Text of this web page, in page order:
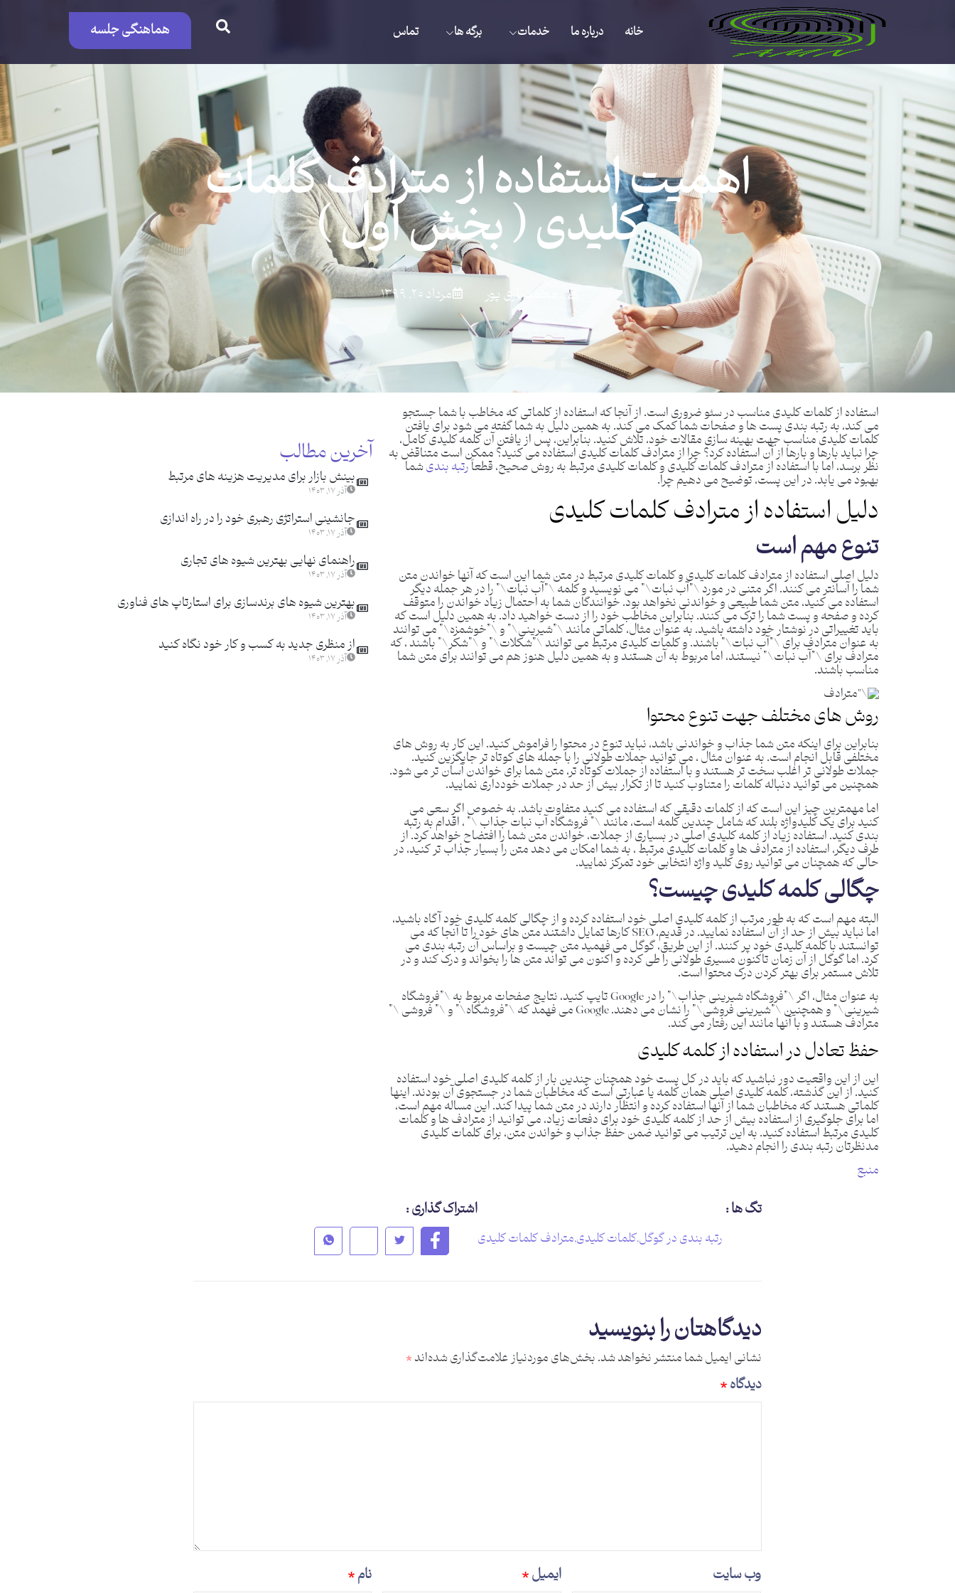
خانه درباره ما خدمات برگه ها تماس هماهنگی جلسه
اهمیت استفاده از مترادف کلمات
کلیدی ( بخش اول )
محمد یاری پور مرداد ۲۰, ۱۳۹۹
استفاده از کلمات کلیدی مناسب در سئو ضروری است. از آنجا که استفاده از کلماتی که مخاطب با شما جستجو
می کند، به رتبه بندی پست ها و صفحات شما کمک می کند. به همین دلیل به شما گفته می شود برای یافتن
کلمات کلیدی مناسب جهت بهینه سازی مقالات خود، تلاش کنید. بنابراین، پس از یافتن آن کلمه کلیدی کامل،
چرا نباید بارها و بارها از آن استفاده کرد؟ چرا از مترادف کلمات کلیدی استفاده می کنید؟ ممکن است متناقض به
نظر برسد، اما با استفاده از مترادف کلمات کلیدی و کلمات کلیدی مرتبط به روش صحیح، قطعاًرتبه بندیشما
بهبود می یابد. در این پست، توضیح می دهیم چرا.
دلیل استفاده از مترادف کلمات کلیدی
تنوع مهم است
دلیل اصلی استفاده از مترادف کلمات کلیدی و کلمات کلیدی مرتبط در متن شما این است که آنها خواندن متن
شما را آسانتر می کنند. اگر متنی در مورد \”آب نبات\” می نویسید و کلمه \”آب نبات\” را در هر جمله دیگر
استفاده می کنید، متن شما طبیعی و خواندنی نخواهد بود. خوانندگان شما به احتمال زیاد خواندن را متوقف
کرده و صفحه و پست شما را ترک می کنند. بنابراین مخاطب خود را از دست خواهید داد. به همین دلیل است که
باید تغییراتی در نوشتار خود داشته باشید. به عنوان مثال، کلماتی مانند \”شیرینی\” و \”خوشمزه\” می توانند
به عنوان مترادف برای \”آب نبات\” باشند. و کلمات کلیدی مرتبط می توانند \”شکلات\” و \”شکر\” باشند ، که
مترادف برای \”آب نبات\” نیستند، اما مربوط به آن هستند و به همین دلیل هنوز هم می توانند برای متن شما
مناسب باشند.
روش های مختلف جهت تنوع محتوا
بنابراین برای اینکه متن شما جذاب و خواندنی باشد، نباید تنوع در محتوا را فراموش کنید. این کار به روش های
مختلفی قابل انجام است. به عنوان مثال ، می توانید جملات طولانی را با جمله های کوتاه تر جایگزین کنید.
جملات طولانی تر اغلب سخت تر هستند و با استفاده از جملات کوتاه تر، متن شما برای خواندن آسان تر می شود.
همچنین می توانید دنباله کلمات را متناوب کنید تا از تکرار بیش از حد در جملات خودداری نمایید.
اما مهمترین چیز این است که از کلمات دقیقی که استفاده می کنید متفاوت باشد. به خصوص اگر سعی می
کنید برای یک کلیدواژه بلند که شامل چندین کلمه است، مانند \” فروشگاه آب نبات جذاب \” ، اقدام به رتبه
بندی کنید. استفاده زیاد از کلمه کلیدی اصلی در بسیاری از جملات، خواندن متن شما را افتضاح خواهد کرد. از
طرف دیگر، استفاده از مترادف ها و کلمات کلیدی مرتبط ، به شما امکان می دهد متن را بسیار جذاب تر کنید، در
حالی که همچنان می توانید روی کلید واژه انتخابی خود تمرکز نمایید.
چگالی کلمه کلیدی چیست؟
البته مهم است که به طور مرتب از کلمه کلیدی اصلی خود استفاده کرده و از چگالی کلمه کلیدی خود آگاه باشید،
اما نباید بیش از حد از آن استفاده نمایید. در قدیم، SEO کارها تمایل داشتند متن های خود را تا آنجا که می
توانستند با کلمه کلیدی خود پر کنند. از این طریق، گوگل می فهمید متن چیست و براساس آن رتبه بندی می
کرد. اما گوگل از آن زمان تاکنون مسیری طولانی را طی کرده و اکنون می تواند متن ها را بخواند و درک کند و در
تلاش مستمر برای بهتر کردن درک محتوا است.
به عنوان مثال، اگر \”فروشگاه شیرینی جذاب\” را در Google تایپ کنید، نتایج صفحات مربوط به \”فروشگاه
شیرینی\” و همچنین \”شیرینی فروشی\” را نشان می دهند. Google می فهمد که \”فروشگاه\” و \” فروشی \”
مترادف هستند و با آنها مانند این رفتار می کند.
حفظ تعادل در استفاده از کلمه کلیدی
این از این واقعیت دور نباشید که باید در کل پست خود همچنان چندین بار از کلمه کلیدی اصلی خود استفاده
کنید. از این گذشته، کلمه کلیدی اصلی همان کلمه یا عبارتی است که مخاطبان شما در جستجوی آن بودند. اینها
کلماتی هستند که مخاطبان شما از آنها استفاده کرده و انتظار دارند در متن شما پیدا کند. این مساله مهم است،
اما برای جلوگیری از استفاده بیش از حد از کلمه کلیدی خود برای دفعات زیاد، می توانید از مترادف ها و کلمات
کلیدی مرتبط استفاده کنید. به این ترتیب می توانید ضمن حفظ جذاب و خواندن متن، برای کلمات کلیدی
مدنظرتان رتبه بندی را انجام دهید.
منبع
آخرین مطالب
بینش بازار برای مدیریت هزینه های مرتبط
آذر ۱۷, ۱۴۰۳
جانشینی استراتژی رهبری خود را در راه اندازی
آذر ۱۷, ۱۴۰۳
راهنمای نهایی بهترین شیوه های تجاری
آذر ۱۷, ۱۴۰۳
بهترین شیوه های برندسازی برای استارتاپ های فناوری
آذر ۱۷, ۱۴۰۳
از منظری جدید به کسب و کار خود نگاه کنید
آذر ۱۷, ۱۴۰۳
تگ ها :
رتبه بندی در گوگل,کلمات کلیدی,مترادف کلمات کلیدی
اشتراک گذاری :
دیدگاهتان را بنویسید
نشانی ایمیل شما منتشر نخواهد شد.بخش‌های موردنیاز علامت‌گذاری شده‌اند*
دیدگاه*
نام* ایمیل* وب‌ سایت